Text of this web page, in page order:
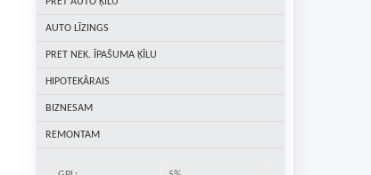
AUTO LĪZINGS
PRET NEK. ĪPAŠUMA ĶĪLU
HIPOTEKĀRAIS
BIZNESAM
REMONTAM